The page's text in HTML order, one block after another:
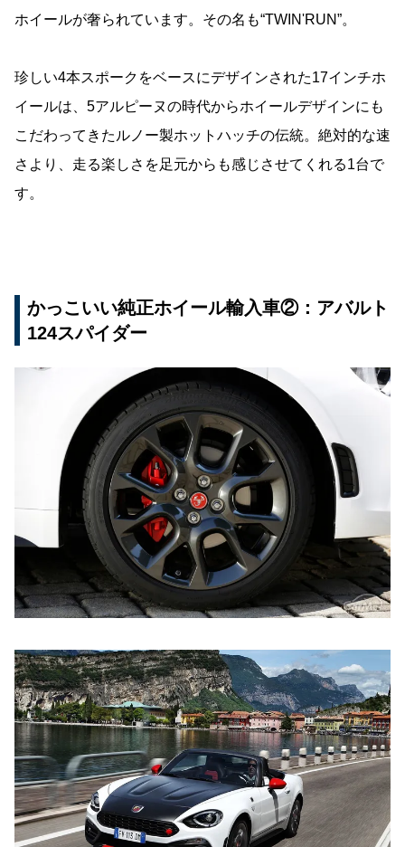
ホイールが奢られています。その名も“TWIN'RUN”。
珍しい4本スポークをベースにデザインされた17インチホ
イールは、5アルピーヌの時代からホイールデザインにも
こだわってきたルノー製ホットハッチの伝統。絶対的な速
さより、走る楽しさを足元からも感じさせてくれる1台で
す。
かっこいい純正ホイール輸入車②：アバルト
124スパイダー